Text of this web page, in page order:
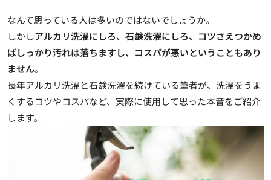
なんて思っている人は多いのではないでしょうか。
しかしアルカリ洗濯にしろ、石鹸洗濯にしろ、コツさえつかめ
ばしっかり汚れは落ちますし、コスパが悪いということもあり
ません。
長年アルカリ洗濯と石鹸洗濯を続けている筆者が、洗濯をうま
くするコツやコスパなど、実際に使用して思った本音をご紹介
します。